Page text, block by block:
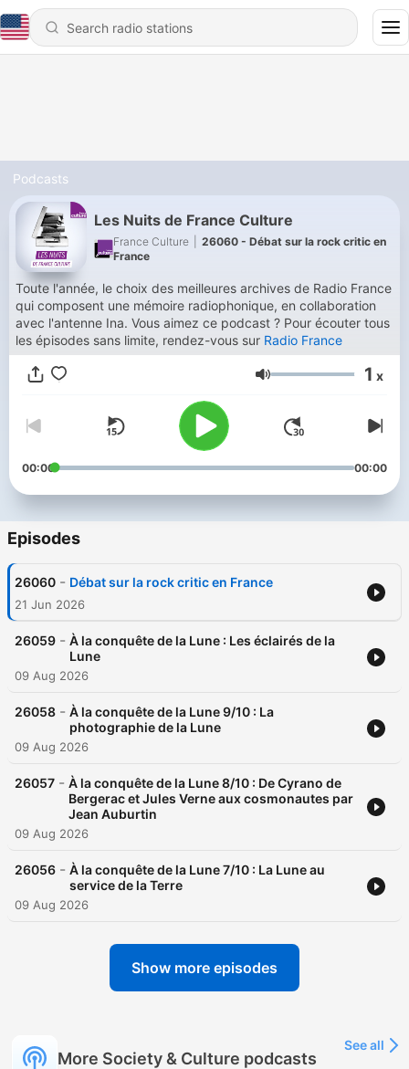
Podcasts
Les Nuits de France Culture
France Culture
26060 - Débat sur la rock critic en
France
Toute l'année, le choix des meilleures archives de Radio France
qui composent une mémoire radiophonique, en collaboration
avec l'antenne Ina. Vous aimez ce podcast ? Pour écouter tous
les épisodes sans limite, rendez-vous sur Radio France
Volume 1 x
00:00 00:00
Episodes
26060 - Débat sur la rock critic en France
21 Jun 2026
26059 - À la conquête de la Lune : Les éclairés de la
Lune
09 Aug 2026
26058 - À la conquête de la Lune 9/10 : La
photographie de la Lune
09 Aug 2026
26057 - À la conquête de la Lune 8/10 : De Cyrano de
Bergerac et Jules Verne aux cosmonautes par
Jean Auburtin
09 Aug 2026
26056 - À la conquête de la Lune 7/10 : La Lune au
service de la Terre
09 Aug 2026
Show more episodes
More Society & Culture podcasts
See all